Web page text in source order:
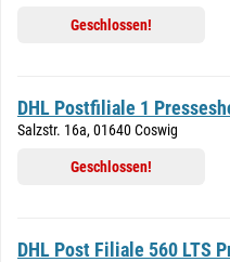
Geschlossen!
DHL Postfiliale 1
Salzstr. 16a, 01640 Coswig
Geschlossen!
DHL Post Filiale 560 LTS